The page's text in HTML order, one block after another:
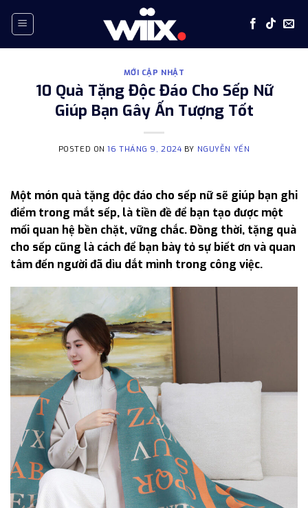
MỚI CẬP NHẬT
10 Quà Tặng Độc Đáo Cho Sếp Nữ
Giúp Bạn Gây Ấn Tượng Tốt
POSTED ON16 THÁNG 9, 2024 BY NGUYỄN YẾN
Một món quà tặng độc đáo cho sếp nữ sẽ giúp bạn ghi
điểm trong mắt sếp, là tiền đề để bạn tạo được một
mối quan hệ bền chặt, vững chắc. Đồng thời, tặng quà
cho sếp cũng là cách để bạn bày tỏ sự biết ơn và quan
tâm đến người đã dìu dắt mình trong công việc.